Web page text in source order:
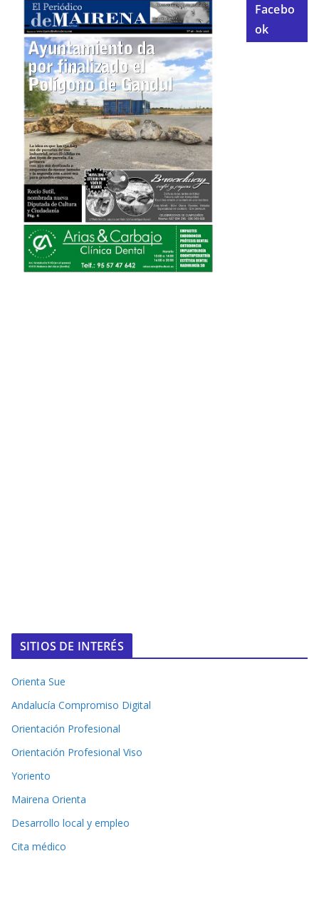
Facebo
ok
SITIOS DE INTERÉS
Orienta Sue
Andalucía Compromiso Digital
Orientación Profesional
Orientación Profesional Viso
Yoriento
Mairena Orienta
Desarrollo local y empleo
Cita médico